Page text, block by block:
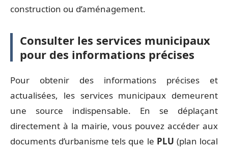
construction ou d’aménagement.
Consulter les services municipaux
pour des informations précises
Pour obtenir des informations précises et
actualisées, les services municipaux demeurent
une source indispensable. En se déplaçant
directement à la mairie, vous pouvez accéder aux
documents d’urbanisme tels que le PLU (plan local